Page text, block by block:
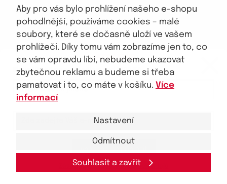
Aby pro vás bylo prohlížení našeho e-shopu
pohodlnější, používáme cookies – malé
soubory, které se dočasně uloží ve vašem
prohlížeči. Díky tomu vám zobrazíme jen to, co
se vám opravdu líbí, nebudeme ukazovat
zbytečnou reklamu a budeme si třeba
pamatovat i to, co máte v košíku. Více
informací
Nastavení
Odmítnout
Souhlasit a zavřít
Obchodní podmínky
Průvodce spokojené ženy
Staňte se naším fanouškem
Jsme důvěryhodný obchod
Obchodní podmínky GDPR Mapa stránek
eKAPO KLUB
Sleva 100 Kč na první nákupnad 1000 Kč
Zásady zpracováníosobníchúdajů